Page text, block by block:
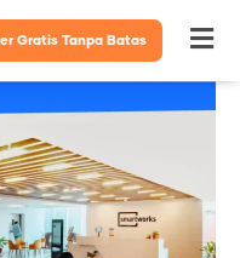
Gratis Tanpa Batas